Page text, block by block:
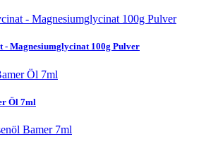
- Magnesiumglycinat 100g Pulver
Öl 7ml